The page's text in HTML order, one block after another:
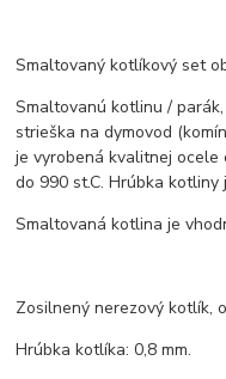
Smaltovaný kotlíkový set
Smaltovanú kotlinu /
strieška na dymovod
je vyrobená kvalitnej ocele
do 990 st.C. Hrúbka kotliny
Smaltovaná kotlina je
Zosilnený nerezový kotlík,
Hrúbka kotlíka: 0,8 mm.